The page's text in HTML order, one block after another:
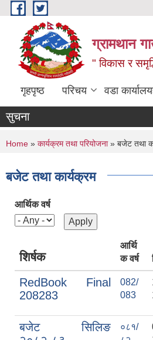
Skip to main content
ग्रामथान
" विकास र
गृहपृष्ठ परिचय वडा
सुचना
You are here
Home » कार्यक्रम तथा परियोजना» बजेट तथा
बजेट तथा कार्यक्रम
आर्थिक वर्ष
शिर्षक
आर्थि
क वर्ष
RedBook Final
208283
082/
083
बजेट सिलिङ
०८१/